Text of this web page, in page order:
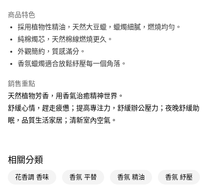
Apple Pay
街口支付
悠遊付
Google Pay
AFTEE先享後付
相關說明
【關於「AFTEE先享後付」】
２．便利：只要手機號碼，簡訊認證，即可結帳。
３．安心：先確認商品／服務後，再付款。
【「AFTEE先享後付」結帳流程】
每筆NT$100，滿NT$590(含以上)免運費
宅配(離島廠商直送🚚)
商品特色
採用植物性精油，天然大豆蠟，蠟燭細膩，燃燒均勻。
純棉燭芯，天然棉線燃燒更久。
外觀簡約，質感滿分。
香氛蠟燭適合放鬆紓壓每一個角落。
銷售重點
天然植物芳香，用香氣治癒精神世界。
舒緩心情，趕走疲憊；提高專注力，舒緩辦公壓力；夜晚舒緩助
眠，品質生活家居；清新室內空氣。
相關分類
花香調 香味 香氛 平替 香氛 精油 香氛 紓壓